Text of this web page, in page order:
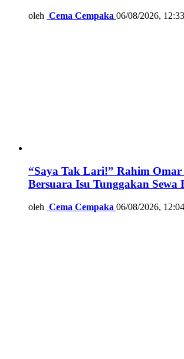
oleh Cema Cempaka 06/08/2026,
“Saya Tak Lari!” Rahim
Bersuara Isu Tunggakan Sewa
oleh Cema Cempaka 06/08/2026,